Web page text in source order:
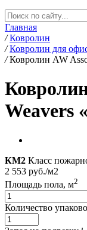
Главная
/ Ковролин
/ Ковролин для
/ Ковролин AW
Weavers
КМ2 Класс
2 553 руб./м2
Площадь пола, м2
Количество